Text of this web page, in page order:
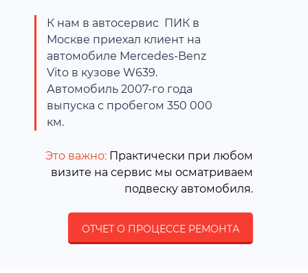
К нам в автосервис ПИК в
Москве приехал клиент на
автомобиле Mercedes-Benz
Vito в кузове W639.
Автомобиль 2007-го года
выпуска с пробегом 350 000
км.
Это важно: Практически при любом
визите на сервис мы осматриваем
подвеску автомобиля.
ОТЧЕТ О ПРОЦЕССЕ РЕМОНТА